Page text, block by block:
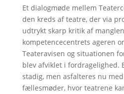
Et dialogmøde mellem
den kreds af teatre, der via
udtrykt skarp kritik af
kompetencecentrets ageren
Teateravisen og situationen
blev afviklet i fordragelighed.
stadig, men asfalteres nu
fællesmøder, hvor teatrene